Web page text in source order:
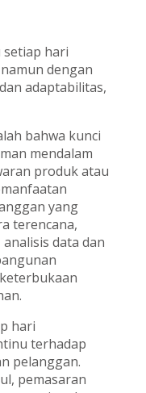
setiap hari
dengan
adaptabilitas,
bahwa kunci
mendalam
produk atau
yang
terencana,
data dan
hari
terhadap
pelanggan.
pemasaran